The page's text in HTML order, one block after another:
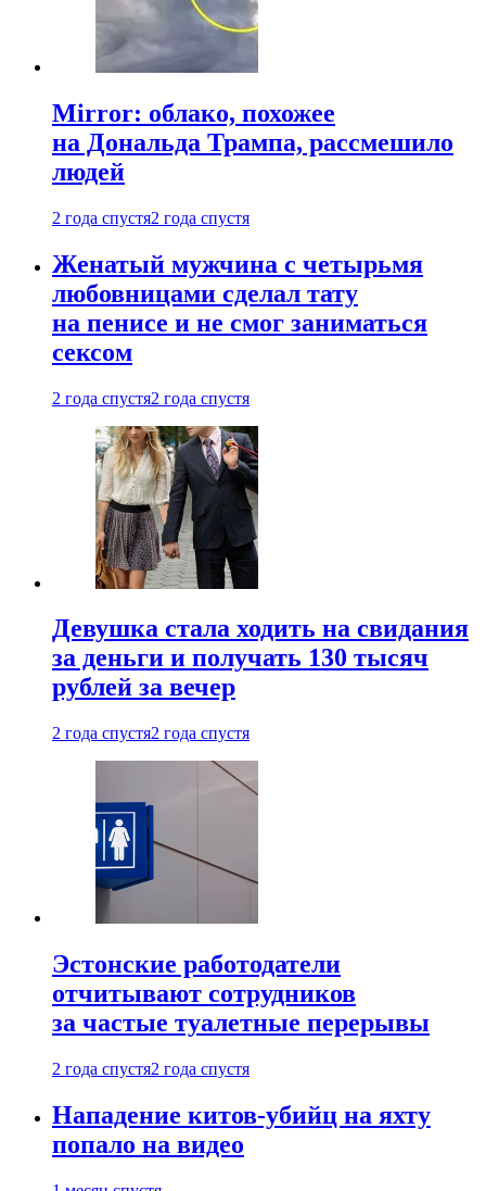
Mirror: облако, похожее
на Дональда Трампа, рассмешило
людей
2 года спустя2 года спустя
Женатый мужчина с четырьмя
любовницами сделал тату
на пенисе и не смог заниматься
сексом
2 года спустя2 года спустя
Девушка стала ходить на свидания
за деньги и получать 130 тысяч
рублей за вечер
2 года спустя2 года спустя
Эстонские работодатели
отчитывают сотрудников
за частые туалетные перерывы
2 года спустя2 года спустя
Нападение китов-убийц на яхту
попало на видео